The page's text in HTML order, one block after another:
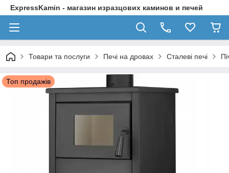
ExpressKamin - магазин изразцових каминов и печей
Товари та послуги Печі на дровах Сталеві печі
Топ продажів